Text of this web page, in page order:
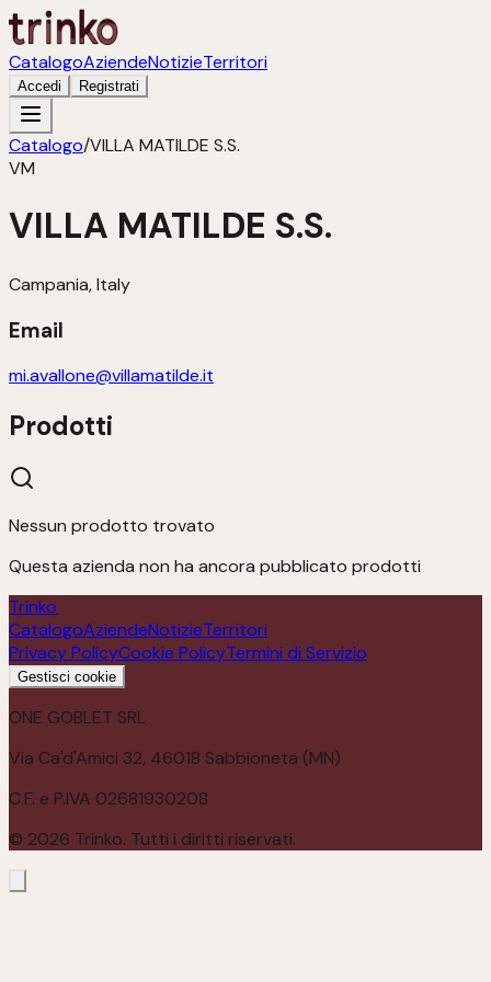
CatalogoAziendeNotizieTerritori
Accedi Registrati
Catalogo/VILLA MATILDE S.S.
VM
VILLA MATILDE S.S.
Campania, Italy
Email
mi.avallone@villamatilde.it
Prodotti
Nessun prodotto trovato
Questa azienda non ha ancora pubblicato prodotti
Trinko
CatalogoAziendeNotizieTerritori
Privacy PolicyCookie PolicyTermini di Servizio
Gestisci cookie
ONE GOBLET SRL
Via Ca'd'Amici 32, 46018 Sabbioneta (MN)
C.F. e P.IVA 02681930208
© 2026 Trinko. Tutti i diritti riservati.